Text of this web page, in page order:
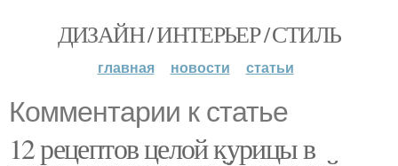
ДИЗАЙН / ИНТЕРЬЕР / СТИЛЬ
главная новости статьи
Комментарии к статье
12 рецептов целой курицы в